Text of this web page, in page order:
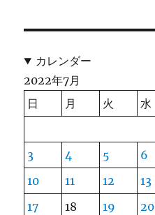
カレンダー
2022年7月
日
月 火 水
3
4 5 6
10
11 12 13
17
18 19 20